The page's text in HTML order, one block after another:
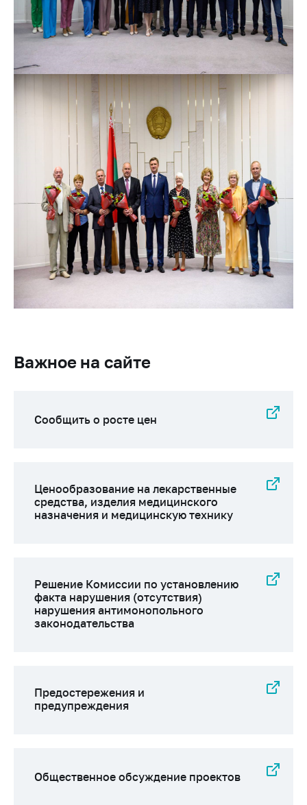
Общественное
обсуждение
проектов
Маркировка
товаров
Упрощение условий
ведения бизнеса
Рекомендации по
предотвращению
распространения
COVID-19 для
субъектов торговли,
общественного
питания, бытового
обслуживания
Обучение по
антимонопольного
политики
Важное на сайте
Сообщить о росте цен
Ценообразование на лекарственные
средства, изделия медицинского
назначения и медицинскую технику
Решение Комиссии по установлению
факта нарушения (отсутствия)
нарушения антимонопольного
законодательства
Предостережения и
предупреждения
Общественное обсуждение проектов